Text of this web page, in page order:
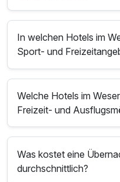
In welchen Hotels im
Sport- und
Welche Hotels im
Freizeit- und
Was kostet eine
durchschnittlich?